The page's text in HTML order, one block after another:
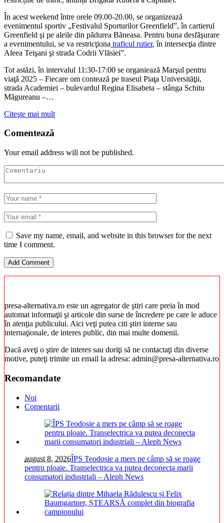
În acest weekend între orele 09.00-20.00, se organizează
evenimentul sportiv „Festivalul Sporturilor Greenfield”, în cartierul
Greenfield şi pe aleile din pădurea Băneasa. Pentru buna desfăşurare
a evenimentului, se va restricţiona traficul rutier, în intersecţia dintre
Aleea Teişani şi strada Codrii Vlăsiei”.
Tot astăzi, în intervalul 11:30-17:00 se organiează Marşul pentru
viaţă 2025 – Fiecare om contează pe traseul Piaţa Universităţii,
strada Academiei – bulevardul Regina Elisabeta – stânga Schitu
Măgureanu –…
Citeşte mai mult
Comentează
Your email address will not be published.
Save my name, email, and website in this browser for the next
time I comment.
presa-alternativa.ro este un agregator de ştiri care preia în mod
automat informaţii şi articole din surse de încredere pe care le aduce
în atenţia publicului. Aici veţi putea citi ştiri interne sau
internaţionale, de interes public, din mai multe domenii.
Dacă aveţi o ştire de interes sau doriţi să ne contactaţi din diverse
motive, puteţi trimite un email la adresa: admin@presa-alternativa.ro
Recomandate
Noi
Comentarii
august 8, 2026ÎPS Teodosie a mers pe câmp să se roage
pentru ploaie. Transelectrica va putea deconecta marii
consumatori industriali – Aleph News